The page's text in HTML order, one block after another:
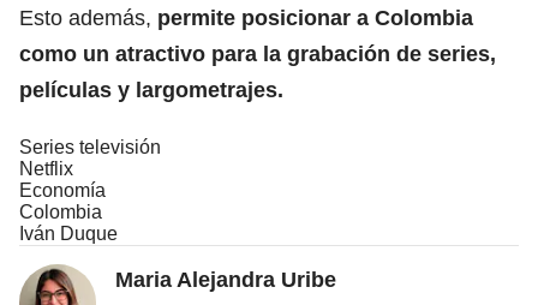
Esto además, permite posicionar a Colombia
como un atractivo para la grabación de series,
películas y largometrajes.
Series televisión
Netflix
Economía
Colombia
Iván Duque
Maria Alejandra Uribe